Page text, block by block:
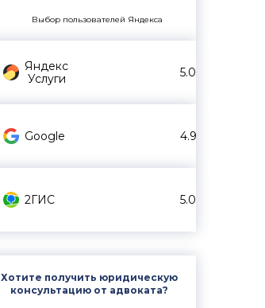
Выбор пользователей Яндекса
Яндекс
Услуги
5.0
Google 4.9
2ГИС 5.0
Хотите получить юридическую
консультацию от адвоката?